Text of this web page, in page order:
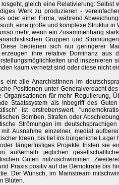
losgeht, gleich eine Relativierung: Selbst
Werk zu produzieren -
oder einer Firma, während
eine große und komplexe Struktur
mehr, wenn ein Zusammenhang
Gruppen und
bedienen sich nur geringerer
erzeugen ihre relative Dominanz aus
und inszenieren
kaum vernetzt sind oder diese nicht
eint alle AnarchistInnen im
Positionen unter Generalverdacht
Organisationen für mehr Regulierung,
Staatssystem als Inbegriff des
ist erstrebenswert,
Bomben, Strafen oder
Strömungen im
Ausnahme einzelner, medial
Ideen, bis tief ins bürgerliche
oder längerfristiges Projekte fristen sie
außerhalb jeglichen
Guten mitzuschwimmen.
Praxis positiv auf die Demokratie bis
Der Wunsch, im Mainstream
Blüten.